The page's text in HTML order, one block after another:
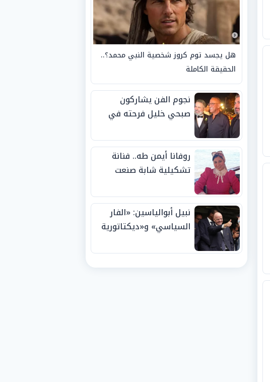
هل يجسد توم كروز شخصية النبي محمد؟..
الحقيقة الكاملة
نجوم الفن يشاركون
صبحي خليل فرحته في
روفانا أيمن طه.. فنانة
تشكيلية شابة صنعت
الجوائز منذ الصغر
نبيل أبوالياسين: «الفار
السياسي» و«ديكتاتورية
الفيفا».. وإقالة